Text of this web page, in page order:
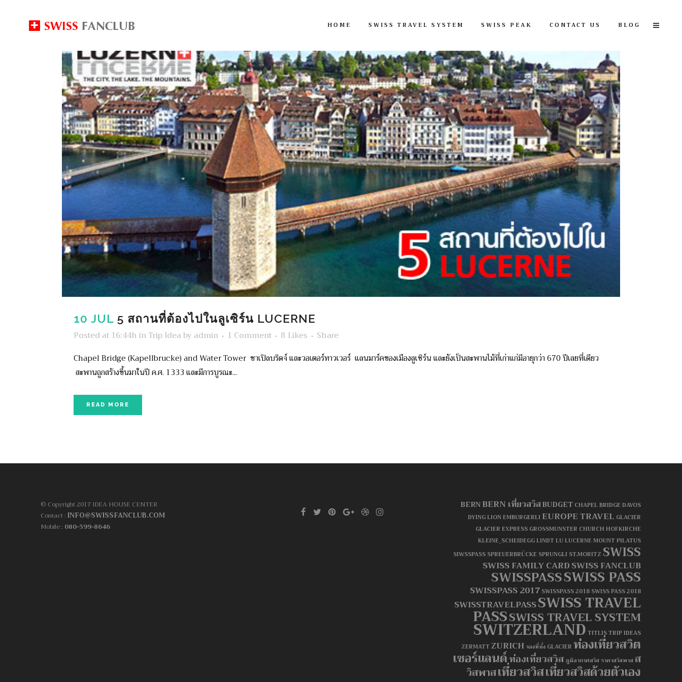
HOME SWISS TRAVEL SYSTEM SWISS PEAK CONTACT US BLOG
10 JUL 5 สถานที่ต้องไปในลูเซิร์น LUCERNE
Posted at 16:44hinTrip Idea by admin 1 Comment 8 Likes
Share
Chapel Bridge (Kapellbrucke) and Water Tower ชาเปิลบริดจ์ และวอเตอร์ทาวเวอร์ แลนมาร์คของเมืองลูเซิร์น และยังเป็นสะพานไม้ที่เก่าแก่มีอายุกว่า 670 ปีเลยที่เดียว
สะพานถูกสร้างขึ้นมาในปี ค.ศ. 1333 และมีการบูรณะ...
READ MORE
© Copyright 2017 IDEA HOUSE CENTER
Contact : INFO@SWISSFANCLUB.COM
Mobile : 080-599-8646
BERNBERN เที่ยวสวิสBUDGET CHAPEL BRIDGE DAVOS
DYING LIONEMBURGERLI EUROPE TRAVEL GLACIER
GLACIER EXPRESS GROSSMUNSTER CHURCH HOFKIRCHE
KLEINE_SCHEIDEGGLINDT LULUCERNE MOUNT PILATUS
SIWSSPASS SPREUERBRÜCKE SPRUNGLI ST.MORITZ SWISS
SWISS FAMILY CARDSWISS FANCLUB
SWISSPASSSWISS PASS
SWISSPASS 2017 SWISSPASS 2018 SWISS PASS 2018
SWISSTRAVELPASSSWISS TRAVEL
PASSSWISS TRAVEL SYSTEM
SWITZERLANDTITLISTRIP IDEAS
ZERMATT ZURICHจองที่นั่ง GLACIER ท่องเที่ยวสวิต
เซอร์แลนด์ท่องเที่ยวสวิส ภูมิอากาศสวิส ราคาสวิสพาส ส
วิสพาสเที่ยวสวิสเที่ยวสวิสด้วยตัวเอง